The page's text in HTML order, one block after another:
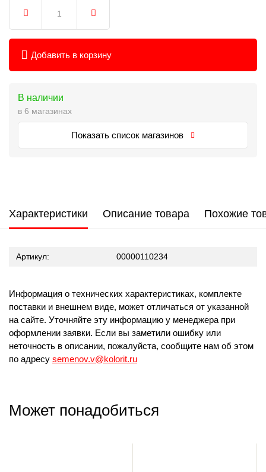
Добавить в корзину
В наличии
в 6 магазинах
Показать список магазинов
Характеристики Описание товара Похожие
Артикул: 00000110234
Информация о технических характеристиках, комплекте
поставки и внешнем виде, может отличаться от указанной
на сайте. Уточняйте эту информацию у менеджера при
оформлении заявки. Если вы заметили ошибку или
неточность в описании, пожалуйста, сообщите нам об этом
по адресу semenov.v@kolorit.ru
Может понадобиться